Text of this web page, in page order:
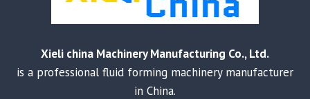
Xieli china Machinery Manufacturing Co., Ltd.
is a professional fluid forming machinery manufacturer
in China.